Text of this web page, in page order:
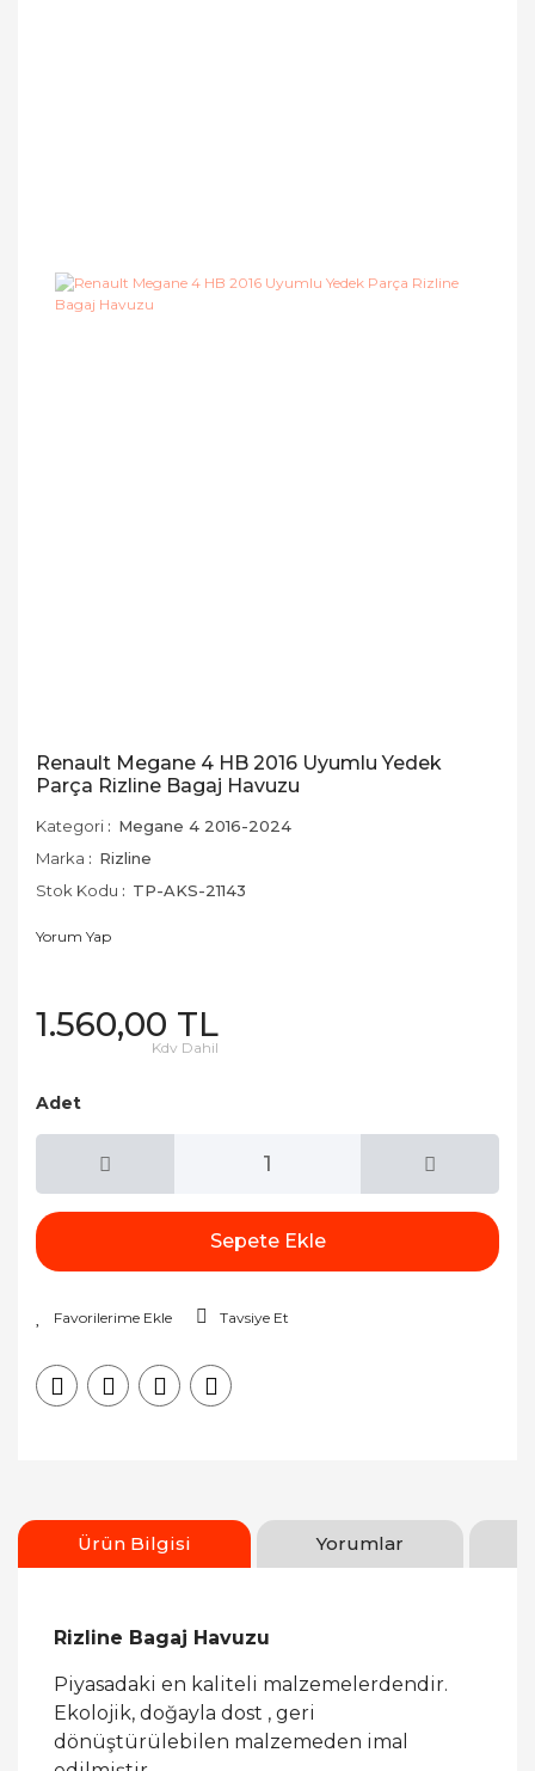
Renault Megane 4 HB 2016 Uyumlu Yedek
Parça Rizline Bagaj Havuzu
Kategori
Megane 4 2016-2024
Marka
Rizline
Stok Kodu
TP-AKS-21143
Yorum Yap
1.560,00 TL
Kdv Dahil
Adet
Sepete Ekle
Tavsiye Et
Ürün Bilgisi Yorumlar
Rizline Bagaj Havuzu
Piyasadaki en kaliteli malzemelerdendir.
Ekolojik, doğayla dost , geri
dönüştürülebilen malzemeden imal